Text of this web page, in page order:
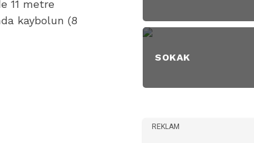
11 metre
kaybolun (8
SOKAK
REKLAM